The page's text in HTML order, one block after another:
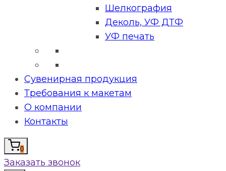
Шелкография
Деколь, УФ ДТФ
УФ печать
Сувенирная продукция
Требования к макетам
О компании
Контакты
0
Заказать звонок